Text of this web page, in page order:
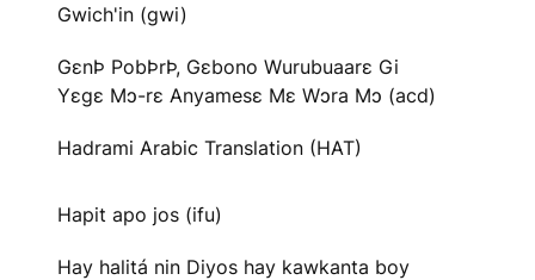
Gwich'in (gwi)
GɛnÞ PobÞrÞ, Gɛbono Wurubuaarɛ Gi
Yɛgɛ Mɔ-rɛ Anyamesɛ Mɛ Wɔra Mɔ (acd)
Hadrami Arabic Translation (HAT)
Hapit apo jos (ifu)
Hay halitá nin Diyos hay kawkanta boy